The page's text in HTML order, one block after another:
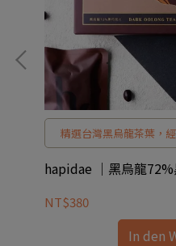
精選台灣黑烏龍茶葉，
黑巧克力，茶香與巧克
口都是小小驚喜。 小
物、自用小
hapidae ｜黑烏龍
NT$380
In den